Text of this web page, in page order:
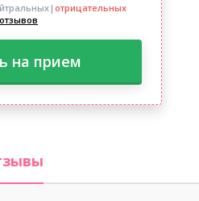
| отрицательных
отзывов
на прием